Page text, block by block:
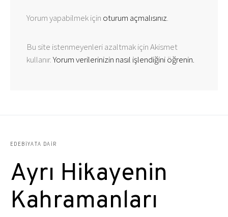
Yorum yapabilmek için oturum açmalısınız.
Bu site istenmeyenleri azaltmak için Akismet
kullanır.Yorum verilerinizin nasıl işlendiğini öğrenin.
EDEBIYATA DAIR
Ayrı Hikayenin
Kahramanları